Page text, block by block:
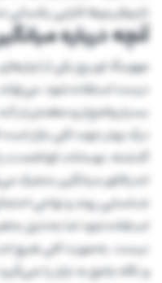
تایم‌فریم‌ها کارایی یکسانی
آنچه درباره
مووینگ اوریج یکی از
درست استفاده شود،
بسیار واضح‌تر و مطمئن‌تر
درک بهتر جهت کلی بازار
گذشته، نوسانات
اندیکاتور میانگین متحرک
شناسایی روند و نواحی
استفاده شود اما به‌دلیل
نیست. به‌صورت کلی هیچ
و نگاه جامع به بازار را